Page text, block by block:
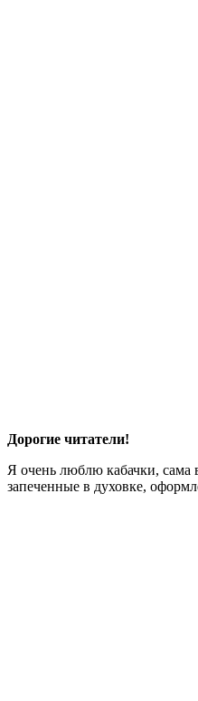
Дорогие читатели!
Я очень люблю кабачки,
запеченные в духовке,